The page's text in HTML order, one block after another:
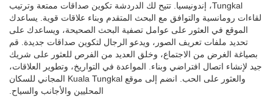
Tungkal، إندونيسيا. تتيح لك الدردشة تكوين صداقات ممتعة وترتيب
لقاءات رومانسية والتوافق مع البحث المتقدم وبناء علاقات قوية. يساعدك
الموقع في العثور على عوامل تصفية البحث الصحيحة، ويساعدك على
تحديد ملفات تعريف الصور، ويدعو الرجال لتكوين صداقات جديدة. قم
بصياغة الغرض من الاجتماع، وخلق العديد من الفرص للعثور على شريك
جيد لإنشاء اتصال افتراضي وبناء. المواعدة في التواريخ، وتطوير العلاقات،
والعثور على الحب. انضم إلى موقع Kuala Tungkal المجاني للسكان
المحليين والأجانب والسياح.